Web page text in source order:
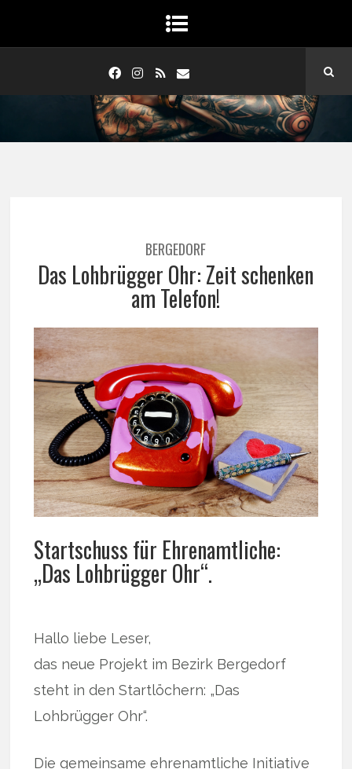
BERGEDORF
Das Lohbrügger Ohr: Zeit schenken
am Telefon!
Startschuss für Ehrenamtliche:
„Das Lohbrügger Ohr“.
Hallo liebe Leser,
das neue Projekt im Bezirk Bergedorf
steht in den Startlöchern: „Das
Lohbrügger Ohr“.
Die gemeinsame ehrenamtliche Initiative